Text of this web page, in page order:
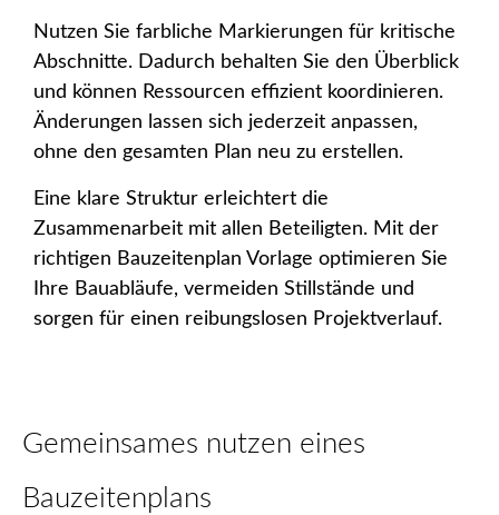
Nutzen Sie farbliche Markierungen für kritische
Abschnitte. Dadurch behalten Sie den Überblick
und können Ressourcen effizient koordinieren.
Änderungen lassen sich jederzeit anpassen,
ohne den gesamten Plan neu zu erstellen.
Eine klare Struktur erleichtert die
Zusammenarbeit mit allen Beteiligten. Mit der
richtigen Bauzeitenplan Vorlage optimieren Sie
Ihre Bauabläufe, vermeiden Stillstände und
sorgen für einen reibungslosen Projektverlauf.
Gemeinsames nutzen eines
Bauzeitenplans